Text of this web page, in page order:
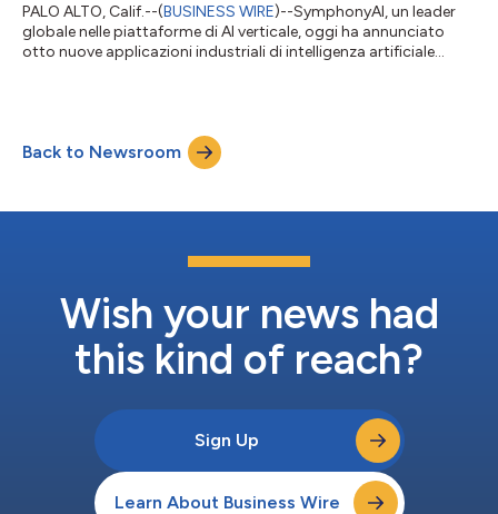
PALO ALTO, Calif.--(BUSINESS WIRE)--SymphonyAI, un leader
globale nelle piattaforme di AI verticale, oggi ha annunciato
otto nuove applicazioni industriali di intelligenza artificiale
gestione generica delle risorse, queste applicazioni sono
progettate attorno a specifiche modalità di guasto, dinamiche
Back to Newsroom
Wish your news had
this kind of reach?
Sign Up
Learn About Business Wire